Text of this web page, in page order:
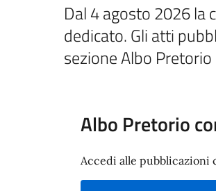
Dal 4 agosto 2026 la
dedicato. Gli atti
sezione Albo
Albo Pretorio
Accedi alle pubblicazioni